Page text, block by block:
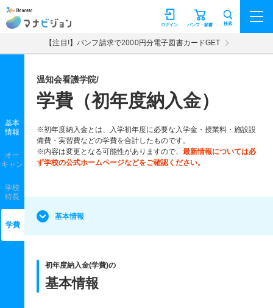
マナビジョン パンフ・願書
ログイン 検索
【注目!】パンフ請求で2000円分電子図書カードGET
温知会看護学院/
学費（初年度納入金）
※初年度納入金とは、入学初年度に必要な入学金・授業料・施設設
備費・実習費などの学費を合計したものです。
※内容は変更となる可能性がありますので、 最新情報については必
ず学校の公式ホームページなどをご確認ください。
基本
情報
オー
キャン
学校
特長
学費
基本情報
初年度納入金(学費)の
基本情報